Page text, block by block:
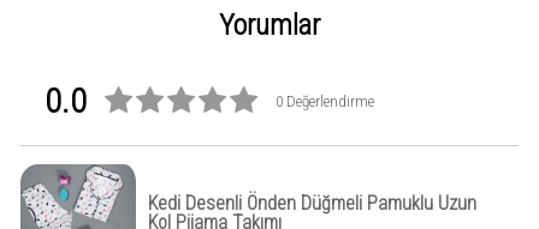
Yorumlar
0.0 0 Değerlendirme
Kedi Desenli Önden Düğmeli Pamuklu Uzun
Kol Pijama Takımı